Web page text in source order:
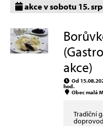
akce v sobotu 15.
akce)
Od
hod.
Obec malá
Tradiční